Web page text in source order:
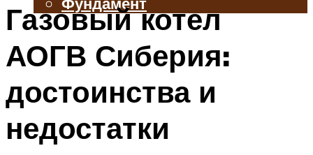
БАЛКОН И ЛОДЖИЯ
КРЫША
ВЕНТИЛЯЦИЯ
ТРУБЫ
Меню
Газовый котел
АОГВ Сиберия:
достоинства и
недостатки